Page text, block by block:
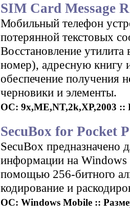
SIM Card Message
Мобильный телефон
потерянной текстовых
Восстановление утилита
номер), адресную
обеспечение получения
черновики и элементы.
ОС: 9x,ME,NT,2k,XP,2003 ::
SecuBox for Pocket
SecuBox предназначено
информации на
помощью 256-битного
кодирование и
ОС: Windows Mobile ::